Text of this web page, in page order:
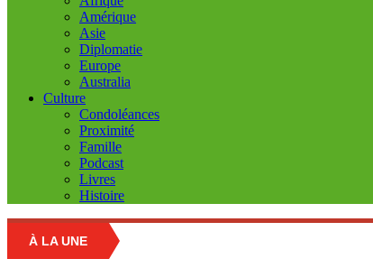
Amérique
Asie
Diplomatie
Europe
Australia
Culture
Condoléances
Proximité
Famille
Podcast
Livres
Histoire
À LA UNE